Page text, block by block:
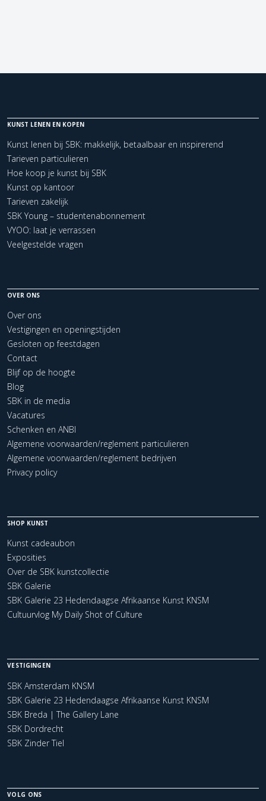
KUNST LENEN EN KOPEN
Kunst lenen bij SBK: makkelijk, betaalbaar en inspirerend
Tarieven particulieren
Hoe koop je kunst bij SBK
Kunst op kantoor
Tarieven zakelijk
SBK Young – studentenabonnement
VYOO: laat je verrassen
Veelgestelde vragen
OVER ONS
Over ons
Vestigingen en openingstijden
Gesloten op feestdagen
Contact
Blijf op de hoogte
Blog
SBK in de media
Vacatures
Schenken en ANBI
Algemene voorwaarden/reglement particulieren
Algemene voorwaarden/reglement bedrijven
Privacy policy
SHOP KUNST
Kunst cadeaubon
Exposities
Over de SBK kunstcollectie
SBK Galerie
SBK Galerie 23 Hedendaagse Afrikaanse Kunst KNSM
Cultuurvlog My Daily Shot of Culture
VESTIGINGEN
SBK Amsterdam KNSM
SBK Galerie 23 Hedendaagse Afrikaanse Kunst KNSM
SBK Breda | The Gallery Lane
SBK Dordrecht
SBK Zinder Tiel
VOLG ONS